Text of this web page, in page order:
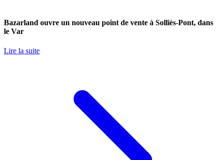
Bazarland ouvre un nouveau point de vente à Solliès-Pont, dans
le Var
Lire la suite